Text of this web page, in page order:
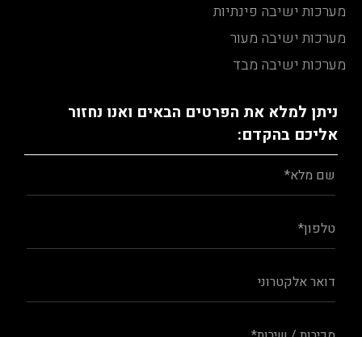
מערכות ישיבה פינתיות
מערכות ישיבה מעור
מערכות ישיבה מבד
ניתן למלא את הפרטים הבאים ואנו נחזור
אליכם בהקדם: